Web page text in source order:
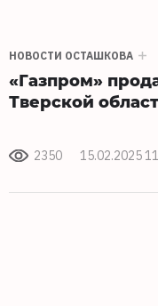
НОВОСТИ ОСТАШКОВА
«Газпром»
Тверской
2350 15.02.2025